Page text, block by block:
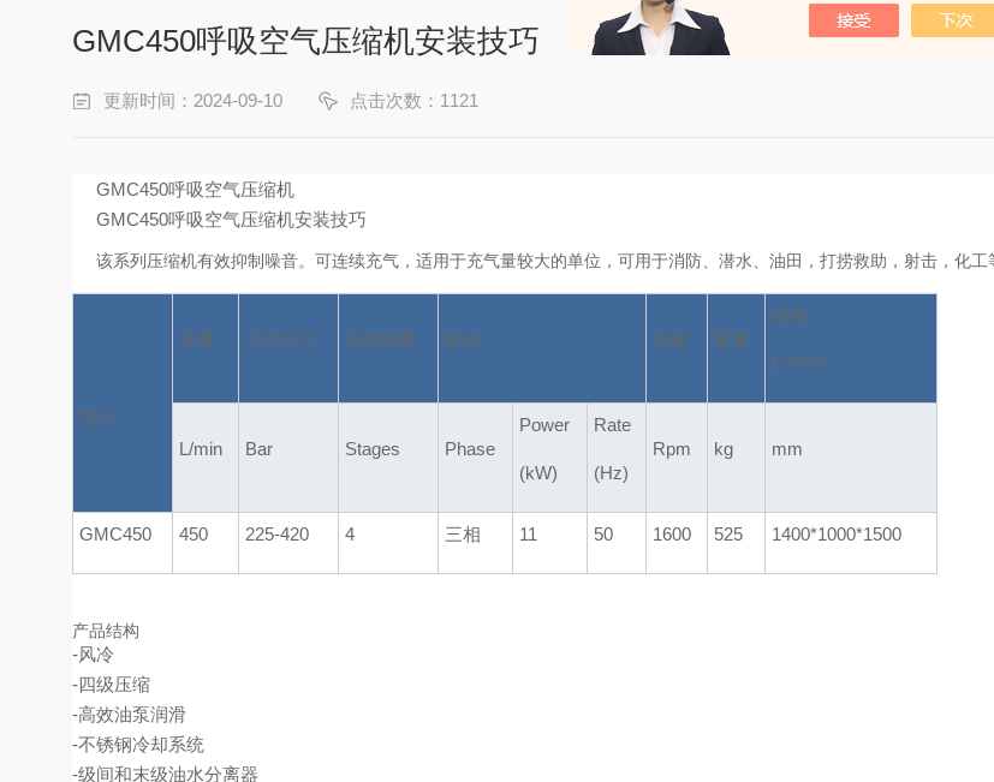
GMC450呼吸空气压缩机安装技巧
更新时间：2024-09-10 点击次数：1121
GMC450呼吸空气压缩机
GMC450呼吸空气压缩机安装技巧
该系列压缩机有效抑制噪音。可连续充气，适用于充气量较大的单位，可用于消防、潜水、油田，打捞救助，射击，化工
型号
排量 工作压力 压缩级数 驱动 转速 重量
规格
L*W*H
L/min Bar Stages Phase
Power
(kW)
Rate
(Hz)
Rpm kg mm
GMC450 450 225-420 4 三相 11 50 1600 525 1400*1000*1500
产品结构
-风冷
-四级压缩
-高效油泵润滑
-不锈钢冷却系统
-级间和末级油水分离器